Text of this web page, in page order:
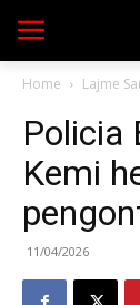
Home Lajme
Policia
Kemi
11/04/2026